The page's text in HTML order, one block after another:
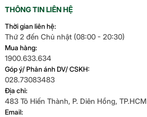
THÔNG TIN LIÊN HỆ
Thời gian liên hệ:
Thứ 2 đến Chủ nhật (08:00 - 20:30)
Mua hàng:
1900.633.634
Góp ý/ Phản ánh DV/ CSKH:
028.73083483
Địa chỉ:
483 Tô Hiến Thành, P. Diên Hồng, TP.HCM
Email: